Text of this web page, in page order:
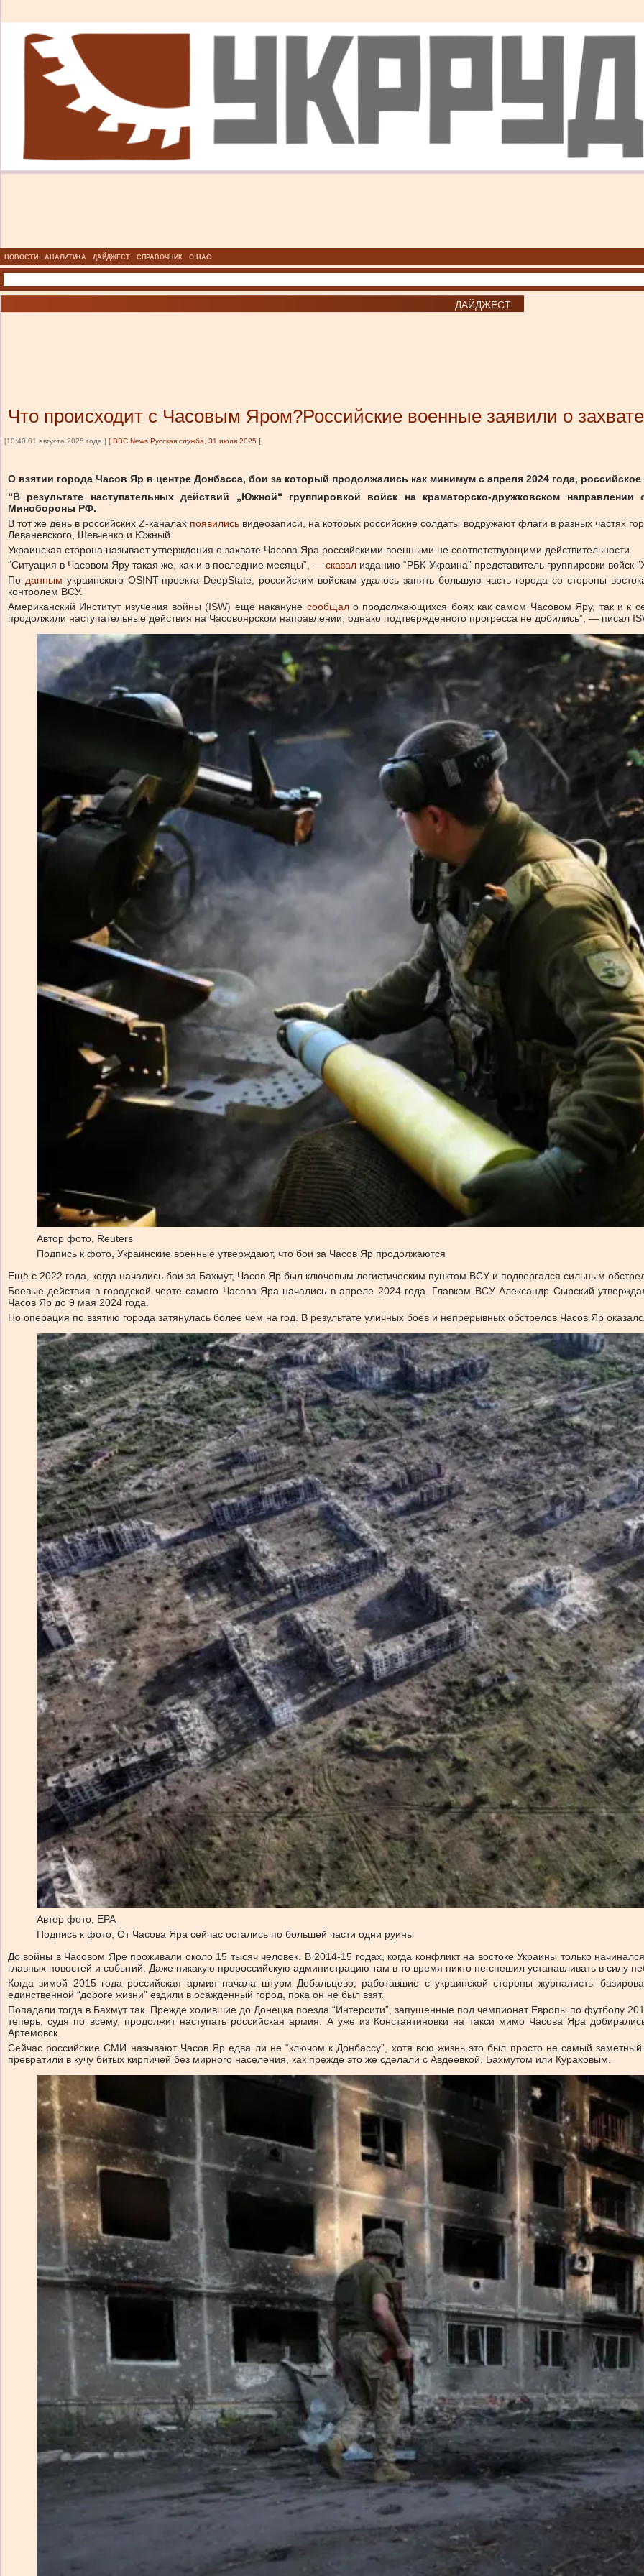
НОВОСТИ АНАЛИТИКА ДАЙДЖЕСТ СПРАВОЧНИК О НАС
ДАЙДЖЕСТ
Что происходит с Часовым Яром?Российские военные заявили о
[10:40 01 августа 2025 года ] [ BBC News Русская служба, 31 июля 2025 ]
О взятии города Часов Яр в центре Донбасса, бои за который продолжались как минимум с апреля 2024 года,
“В результате наступательных действий „Южной“ группировкой войск на краматорско-дружковском
Минобороны РФ.
В тот же день в российских Z-каналах появились видеозаписи, на которых российские солдаты водружают флаги в разных частях
Леваневского, Шевченко и Южный.
Украинская сторона называет утверждения о захвате Часова Яра российскими военными не соответствующими действительности.
“Ситуация в Часовом Яру такая же, как и в последние месяцы”, — сказал изданию “РБК-Украина” представитель группировки войск
По данным украинского OSINT-проекта DeepState, российским войскам удалось занять большую часть города со стороны
контролем ВСУ.
Американский Институт изучения войны (ISW) ещё накануне сообщало продолжающихся боях как самом Часовом Яру, так и к
продолжили наступательные действия на Часовоярском направлении, однако подтвержденного прогресса не добились”, — писал
Автор фото, Reuters
Подпись к фото, Украинские военные утверждают, что бои за Часов Яр продолжаются
Ещё с 2022 года, когда начались бои за Бахмут, Часов Яр был ключевым логистическим пунктом ВСУ и подвергался сильным
Боевые действия в городской черте самого Часова Яра начались в апреле 2024 года. Главком ВСУ Александр Сырский
Часов Яр до 9 мая 2024 года.
Но операция по взятию города затянулась более чем на год. В результате уличных боёв и непрерывных обстрелов Часов Яр
Автор фото, EPA
Подпись к фото, От Часова Яра сейчас остались по большей части одни руины
До войны в Часовом Яре проживали около 15 тысяч человек. В 2014-15 годах, когда конфликт на востоке Украины только
главных новостей и событий. Даже никакую пророссийскую администрацию там в то время никто не спешил устанавливать в силу
Когда зимой 2015 года российская армия начала штурм Дебальцево, работавшие с украинской стороны журналисты
единственной “дороге жизни” ездили в осажденный город, пока он не был взят.
Попадали тогда в Бахмут так. Прежде ходившие до Донецка поезда “Интерсити”, запущенные под чемпионат Европы по футболу
теперь, судя по всему, продолжит наступать российская армия. А уже из Константиновки на такси мимо Часова Яра
Артемовск.
Сейчас российские СМИ называют Часов Яр едва ли не “ключом к Донбассу”, хотя всю жизнь это был просто не самый
превратили в кучу битых кирпичей без мирного населения, как прежде это же сделали с Авдеевкой, Бахмутом или Кураховым.